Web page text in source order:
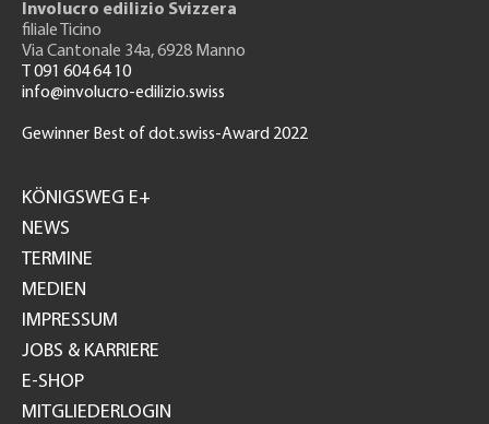
Involucro edilizio Svizzera
filiale Ticino
Via Cantonale 34a, 6928 Manno
T 091 604 64 10
info@involucro-edilizio.swiss
Gewinner Best of dot.swiss-Award 2022
GH
KÖNIGSWEG E+
NEWS
TERMINE
MEDIEN
IMPRESSUM
JOBS & KARRIERE
E-SHOP
MITGLIEDERLOGIN